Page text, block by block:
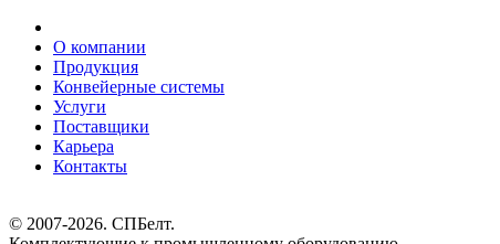
О компании
Продукция
Конвейерные системы
Услуги
Поставщики
Карьера
Контакты
© 2007-2026. СПБелт.